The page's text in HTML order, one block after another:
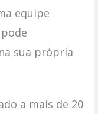
equipe
sua própria
a mais de 20